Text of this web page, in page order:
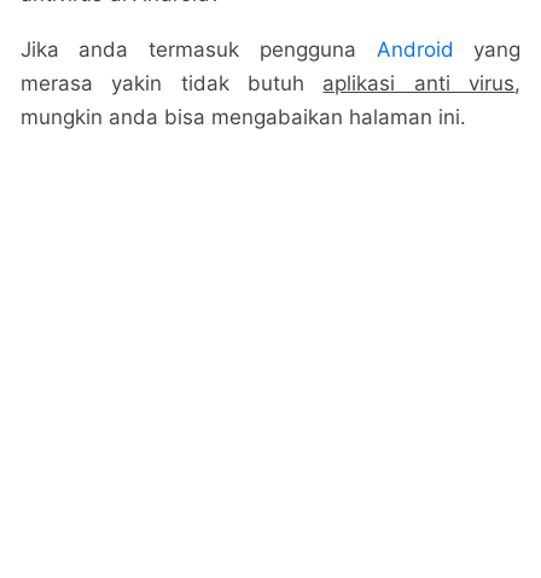
Jika anda termasuk pengguna Android yang
merasa yakin tidak butuh aplikasi anti virus,
mungkin anda bisa mengabaikan halaman ini.